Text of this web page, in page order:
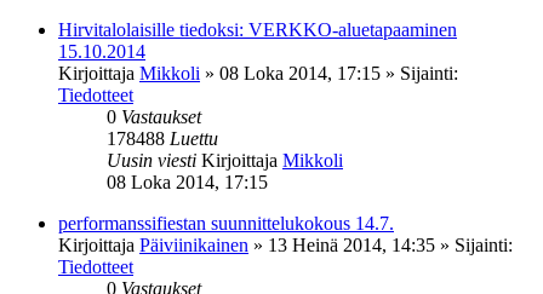
Hirvitalolaisille tiedoksi: VERKKO-aluetapaaminen
15.10.2014
Kirjoittaja Mikkoli » 08 Loka 2014, 17:15 » Sijainti:
Tiedotteet
0 Vastaukset
178488 Luettu
Uusin viesti Kirjoittaja Mikkoli
08 Loka 2014, 17:15
performanssifiestan suunnittelukokous 14.7.
Kirjoittaja Päiviinikainen » 13 Heinä 2014, 14:35 » Sijainti:
Tiedotteet
0 Vastaukset